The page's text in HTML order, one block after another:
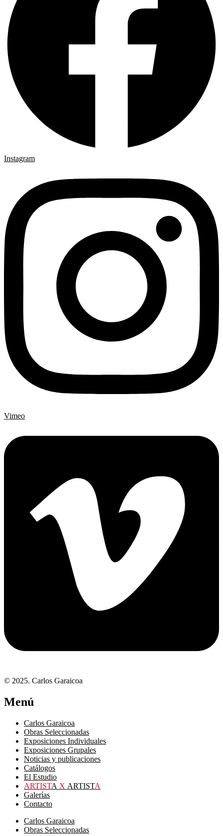
Instagram
Vimeo
© 2025. Carlos Garaicoa
Menú
Carlos Garaicoa
Obras Seleccionadas
Exposiciones Individuales
Exposiciones Grupales
Noticias y publicaciones
Catálogos
El Estudio
ARTISTA X ARTISTA
Galerías
Contacto
Carlos Garaicoa
Obras Seleccionadas